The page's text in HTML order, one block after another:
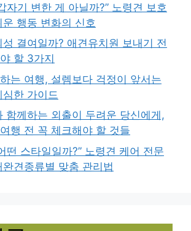
자기 변한 게 아닐까?” 노령견 보호
행동 변화의 신호
결여일까? 애견유치원 보내기 전
할 3가지
는 여행, 설렘보다 걱정이 앞서는
한 가이드
함께하는 외출이 두려운 당신에게,
행 전 꼭 체크해야 할 것들
떤 스타일일까?” 노령견 케어 전문
견종류별 맞춤 관리법